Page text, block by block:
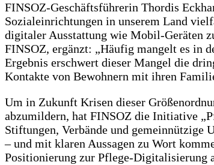
FINSOZ-Geschäftsführerin Thordis
Sozialeinrichtungen in unserem Land
digitaler Ausstattung wie Mobil-Geräten
FINSOZ, ergänzt: „Häufig mangelt es in
Ergebnis erschwert dieser Mangel die
Kontakte von Bewohnern mit ihren
Um in Zukunft Krisen dieser
abzumildern, hat FINSOZ die Initiative
Stiftungen, Verbände und gemeinnützige
– und mit klaren Aussagen zu Wort
Positionierung zur Pflege-Digitalisierung